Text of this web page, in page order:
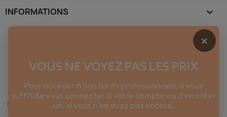
INFORMATIONS keyboard_arrow_down
×